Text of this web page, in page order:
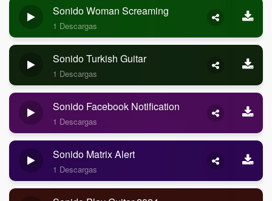
Sonido Woman Screaming
1 Descargas
Sonido Turkish Guitar
1 Descargas
Sonido Facebook Notification
1 Descargas
Sonido Matrix Alert
1 Descargas